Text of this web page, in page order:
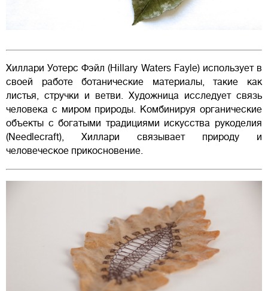
Хиллари Уотерс Фэйл (Hillary Waters Fayle) использует в
своей работе ботанические материалы, такие как
листья, стручки и ветви. Художница исследует связь
человека с миром природы. Комбинируя органические
объекты с богатыми традициями искусства рукоделия
(Needlecraft), Хиллари связывает природу и
человеческое прикосновение.